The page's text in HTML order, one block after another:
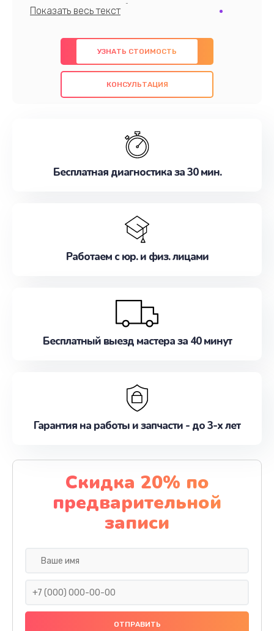
профессионалов с обширными знаниями и
предлагаем быстрый и качественный ремонт с
использованием оригинальных компонентов, а
также гарантируем качество всех
проведенных работ. Наша цель - предоставить
наилучшим образом. Не медлите записаться на
УЗНАТЬ СТОИМОСТЬ
КОНСУЛЬТАЦИЯ
Бесплатная диагностика за 30 мин.
Работаем с юр. и физ. лицами
Бесплатный выезд мастера за 40 минут
Гарантия на работы и запчасти - до 3-х лет
Скидка 20% по
предварительной
записи